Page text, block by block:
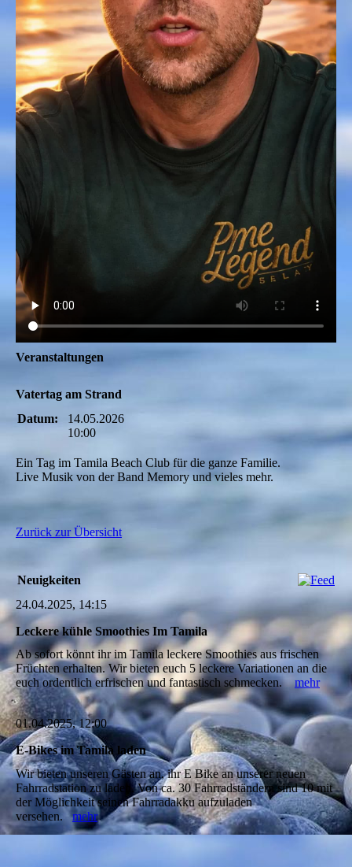
Veranstaltungen
Vatertag am Strand
Datum:
14.05.2026
10:00
Ein Tag im Tamila Beach Club für die ganze Familie.
Live Musik von der Band Memory und vieles mehr.
Zurück zur Übersicht
Neuigkeiten
24.04.2025, 14:15
Leckere kühle Smoothies Im Tamila
Ab sofort könnt ihr im Tamila leckere Smoothies aus frischen
Früchten erhalten. Wir bieten euch 5 leckere Variationen an die
euch ordentlich erfrischen und fantastisch schmecken.mehr
01.04.2025, 12:00
E-Bikes im Tamila laden
Wir bieten unseren Gästen an, ihr E Bike an unserer neuen
Fahrradstation zu laden. Von ca. 30 Fahrradständern sind 10 mit
der Möglichkeit seinen Fahrradakku aufzuladen
versehen.mehr